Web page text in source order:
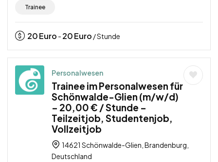
Trainee
20Euro - 20Euro / Stunde
Personalwesen
Trainee im Personalwesen für
Schönwalde-Glien (m/w/d)
– 20,00 € / Stunde –
Teilzeitjob, Studentenjob,
Vollzeitjob
14621 Schönwalde-Glien, Brandenburg,
Deutschland